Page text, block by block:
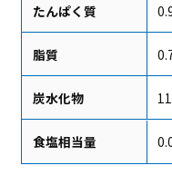
たんぱく質
脂質
炭水化物
食塩相当量